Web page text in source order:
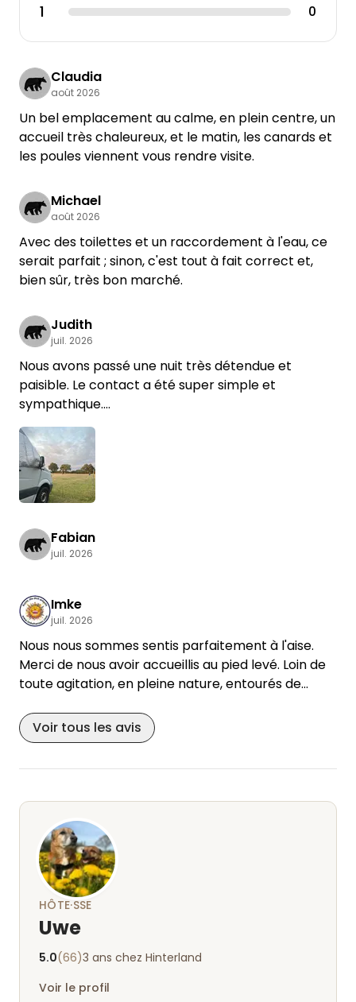
1 0
Claudia
août 2026
Un bel emplacement au calme, en plein centre, un
accueil très chaleureux, et le matin, les canards et
les poules viennent vous rendre visite.
Michael
août 2026
Avec des toilettes et un raccordement à l'eau, ce
serait parfait ; sinon, c'est tout à fait correct et,
bien sûr, très bon marché.
Judith
juil. 2026
Nous avons passé une nuit très détendue et
paisible. Le contact a été super simple et
sympathique.
Nous n'hésiterions pas à y retourner.
Fabian
juil. 2026
Imke
juil. 2026
Nous nous sommes sentis parfaitement à l'aise.
Merci de nous avoir accueillis au pied levé. Loin de
toute agitation, en pleine nature, entourés de
et d'un bourdon curieux, nous avons pu nous
reposer à merveille et vraiment déconnecter.
Voir tous les avis
HÔTE·SSE
Uwe
5.0(66)3 ans chez Hinterland
Voir le profil